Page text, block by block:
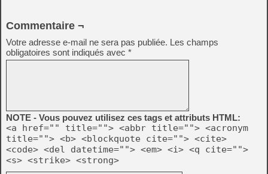
Commentaire ¬
Votre adresse e-mail ne sera pas publiée. Les champs
obligatoires sont indiqués avec *
NOTE - Vous pouvez utilisez ces tags et attributs HTML:
<a href="" title=""> <abbr title=""> <acronym
title=""> <b> <blockquote cite=""> <cite>
<code> <del datetime=""> <em> <i> <q cite="">
<s> <strike> <strong>